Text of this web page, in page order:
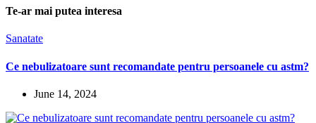
Te-ar mai putea interesa
Sanatate
Ce nebulizatoare sunt recomandate pentru persoanele cu astm?
June 14, 2024